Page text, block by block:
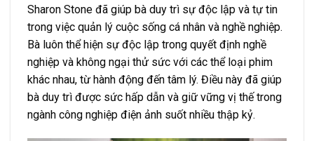
Sharon Stone đã giúp bà duy trì sự độc lập và tự tin
trong việc quản lý cuộc sống cá nhân và nghề nghiệp.
Bà luôn thể hiện sự độc lập trong quyết định nghề
nghiệp và không ngại thử sức với các thể loại phim
khác nhau, từ hành động đến tâm lý. Điều này đã giúp
bà duy trì được sức hấp dẫn và giữ vững vị thế trong
ngành công nghiệp điện ảnh suốt nhiều thập kỷ.